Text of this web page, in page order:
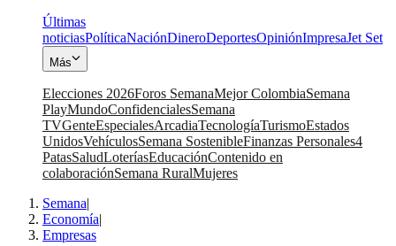
Últimas
noticiasPolíticaNaciónDineroDeportesOpiniónImpresaJet Set
Más
Elecciones 2026Foros SemanaMejor ColombiaSemana
PlayMundoConfidencialesSemana
TVGenteEspecialesArcadiaTecnologíaTurismoEstados
UnidosVehículosSemana SostenibleFinanzas Personales4
PatasSaludLoteríasEducaciónContenido en
colaboraciónSemana RuralMujeres
Semana|
Economía|
Empresas